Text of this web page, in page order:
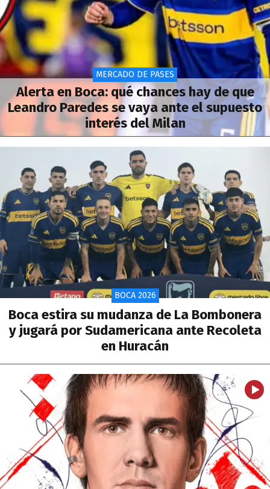
MERCADO DE PASES
Alerta en Boca: qué chances hay de que
Leandro Paredes se vaya ante el supuesto
interés del Milan
BOCA 2026
Boca estira su mudanza de La Bombonera
y jugará por Sudamericana ante Recoleta
en Huracán